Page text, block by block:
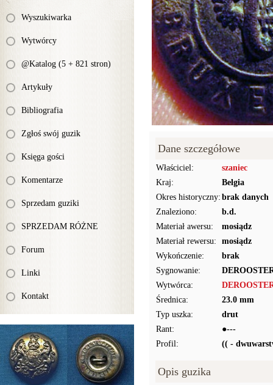
Wyszukiwarka
Wytwórcy
@Katalog (5 + 821 stron)
Artykuły
Bibliografia
Zgłoś swój guzik
Księga gości
Komentarze
Sprzedam guziki
SPRZEDAM RÓŻNE
Forum
Linki
Kontakt
Dane szczegółowe
Właściciel:
szaniec
Kraj:
Belgia
Okres historyczny: brak danych
Znaleziono:
b.d.
Materiał awersu:
mosiądz
Materiał rewersu:
mosiądz
Wykończenie:
brak
Sygnowanie:
Wytwórca:
Średnica:
23.0 mm
Typ uszka:
drut
Rant:
●---
Profil:
(( -
Opis guzika